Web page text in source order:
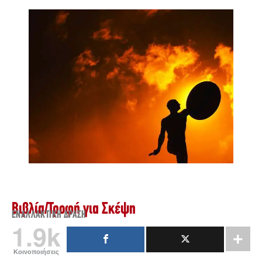
Βιβλία/Τροφή για Σκέψη
ΕΝΑΛΛΑΚΤΙΚΉ ΔΡΆΣΗ
1.9k
Κοινοποιήσεις